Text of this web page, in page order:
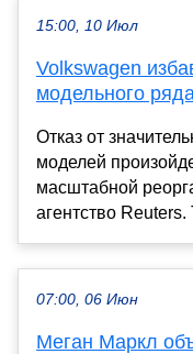
15:00, 10 Июл
Volkswagen
модельного
Отказ от
моделей
масштабной
агентство
07:00, 06 Июн
Меган Маркл